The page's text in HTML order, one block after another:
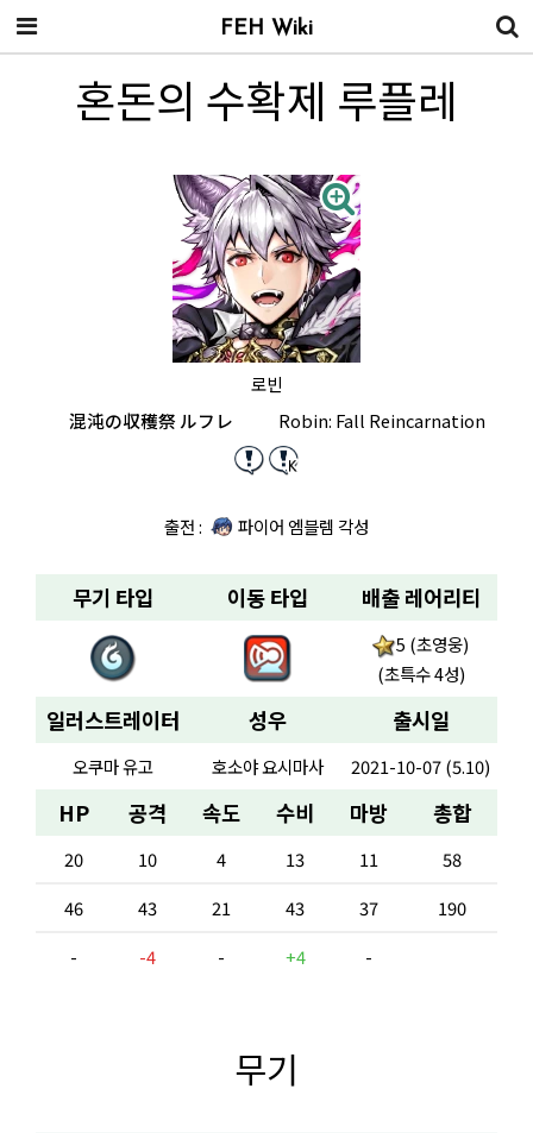
혼돈의 수확제 루플레
로빈
混沌の収穫祭 ルフレ
Robin: Fall Reincarnation
출전 : 파이어 엠블렘 각성
무기 타입 이동 타입 배출 레어리티
5 (초영웅)
(초특수 4성)
일러스트레이터 성우 출시일
오쿠마 유고 호소야 요시마사 2021-10-07 (5.10)
HP 공격 속도 수비 마방 총합
20 10 4 13 11
58
46
43 21 43 37
190
-
-4 - +4 -
무기
FEH Wiki